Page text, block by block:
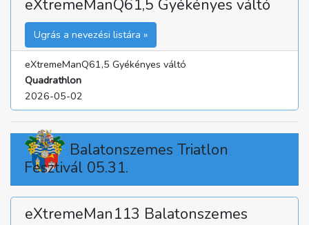
eXtremeManQ61,5 Gyékényes váltó
Ugrás a nevezési listára »
eXtremeManQ61,5 Gyékényes váltó
Quadrathlon
2026-05-02
Balatonszemes Triatlon
Fesztivál 05.31.
eXtremeMan113 Balatonszemes